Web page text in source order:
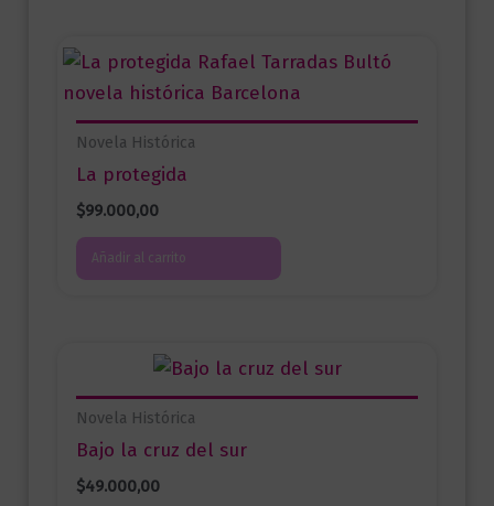
Novela Histórica
La protegida
$99.000,00
Añadir al carrito
Novela Histórica
Bajo la cruz del sur
$49.000,00